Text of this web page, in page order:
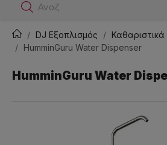
Αναζήτησε dj
DJ Εξοπλισμός
Καθαριστικά
HumminGuru Water Dispenser
HumminGuru Water